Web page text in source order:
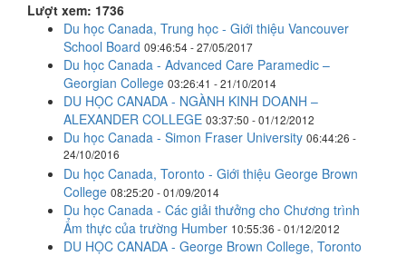
Lượt xem: 1736
Du học Canada, Trung học - Giới thiệu Vancouver
School Board 09:46:54 - 27/05/2017
Du học Canada - Advanced Care Paramedic –
Georgian College 03:26:41 - 21/10/2014
DU HỌC CANADA - NGÀNH KINH DOANH –
ALEXANDER COLLEGE 03:37:50 - 01/12/2012
Du học Canada - Simon Fraser University 06:44:26 -
24/10/2016
Du học Canada, Toronto - Giới thiệu George Brown
College 08:25:20 - 01/09/2014
Du học Canada - Các giải thưởng cho Chương trình
Ẩm thực của trường Humber 10:55:36 - 01/12/2012
DU HỌC CANADA - George Brown College, Toronto